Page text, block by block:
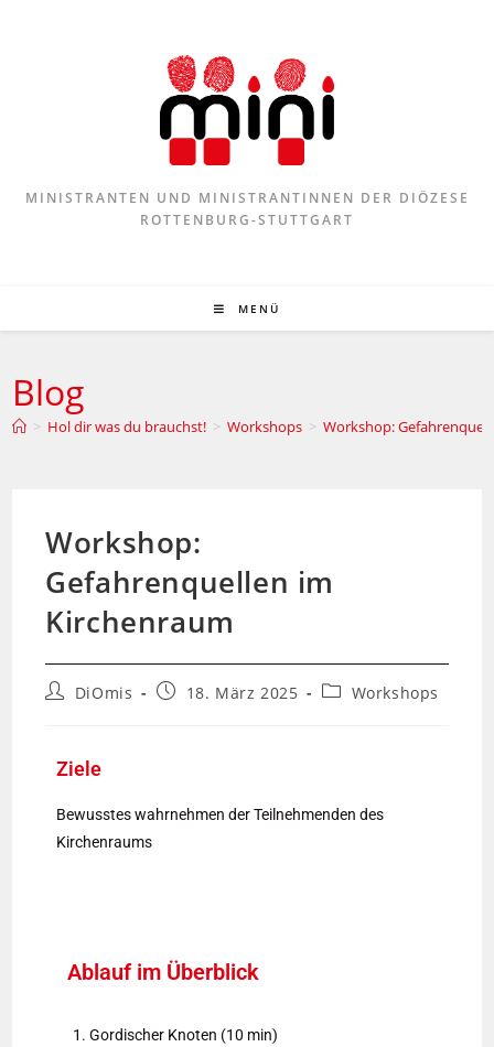
MINISTRANTEN UND MINISTRANTINNEN DER DIÖZESE
ROTTENBURG-STUTTGART
MENÜ
Blog
> Hol dir was du brauchst! > Workshops > Workshop:
Workshop:
Gefahrenquellen im
Kirchenraum
DiOmis 18. März 2025 Workshops
Ziele
Bewusstes wahrnehmen der Teilnehmenden des
Kirchenraums
Ablauf im Überblick
Gordischer Knoten (10 min)